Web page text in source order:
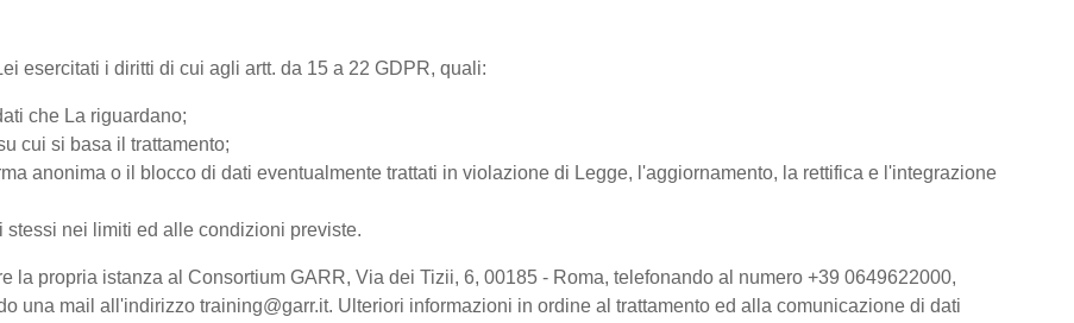
esercitati i diritti di cui agli artt. da 15 a 22 GDPR, quali:
che La riguardano;
cui si basa il trattamento;
anonima o il blocco di dati eventualmente trattati in violazione di Legge, l'aggiornamento, la rettifica e l'integrazione
nei limiti ed alle condizioni previste.
la propria istanza al Consortium GARR, Via dei Tizii, 6, 00185 - Roma, telefonando al numero +39 0649622000,
una mail all'indirizzo training@garr.it. Ulteriori informazioni in ordine al trattamento ed alla comunicazione di dati